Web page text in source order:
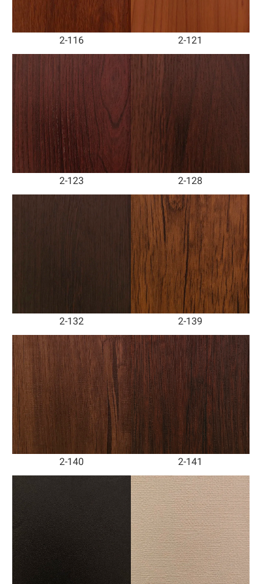
2-116 2-121
2-123 2-128
2-132 2-139
2-140 2-141